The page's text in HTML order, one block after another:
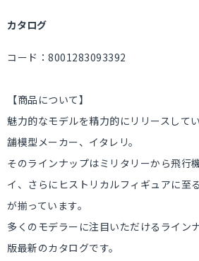
カタログ
コード：8001283093392
【商品について】
魅力的なモデルを精力的にリリースして
舗模型メーカー、イタレリ。
そのラインナップはミリタリーから飛行
イ、さらにヒストリカルフィギュアに至
が揃っています。
多くのモデラーに注目いただけるライン
版最新のカタログです。